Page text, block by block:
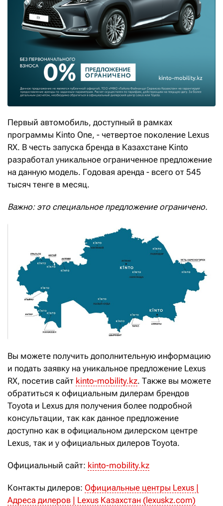
Первый автомобиль, доступный в рамках
программы Kinto One, - четвертое поколение Lexus
RX. В честь запуска бренда в Казахстане Kinto
разработал уникальное ограниченное предложение
на данную модель. Годовая аренда - всего от 545
тысяч тенге в месяц.
Важно: это специальное предложение ограничено.
Вы можете получить дополнительную информацию
и подать заявку на уникальное предложение Lexus
RX, посетив сайт kinto-mobility.kz. Также вы можете
обратиться к официальным дилерам брендов
Toyota и Lexus для получения более подробной
консультации, так как данное предложение
доступно как в официальном дилерском центре
Lexus, так и у официальных дилеров Toyota.
Официальный сайт: kinto-mobility.kz
Контакты дилеров: Официальные центры Lexus |
Адреса дилеров | Lexus Казахстан (lexuskz.com)